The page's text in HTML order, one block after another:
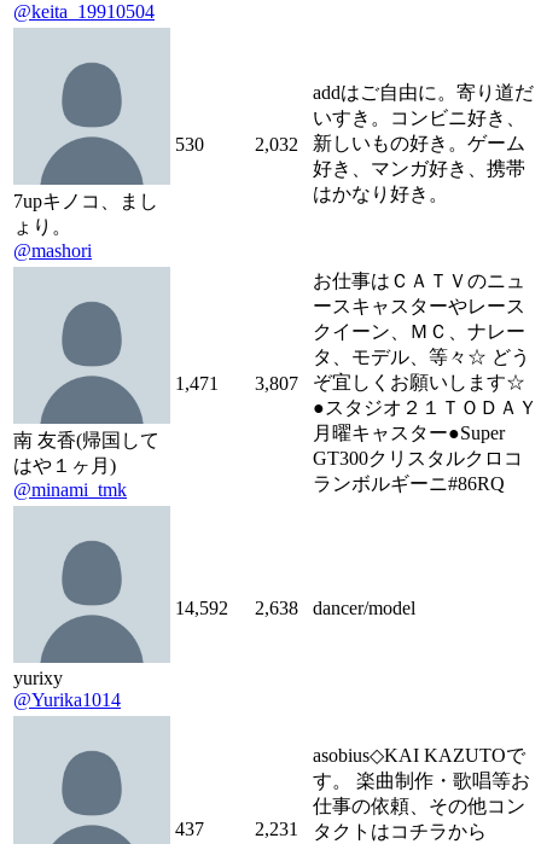
@keita_19910504
7upキノコ、まし
ょり。
@mashori
530 2,032
addはご自由に。寄り道だ
いすき。コンビニ好き、
新しいもの好き。ゲーム
好き、マンガ好き、携帯
はかなり好き。
南 友香(帰国して
はや１ヶ月)
@minami_tmk
1,471 3,807
お仕事はＣＡＴＶのニュ
ースキャスターやレース
クイーン、ＭＣ、ナレー
タ、モデル、等々☆ どう
ぞ宜しくお願いします☆
●スタジオ２１ＴＯＤＡＹ
月曜キャスター●Super
GT300クリスタルクロコ
ランボルギーニ#86RQ
yurixy
@Yurika1014
14,592 2,638 dancer/model
437 2,231
asobius◇KAI KAZUTOで
す。 楽曲制作・歌唱等お
仕事の依頼、その他コン
タクトはコチラから